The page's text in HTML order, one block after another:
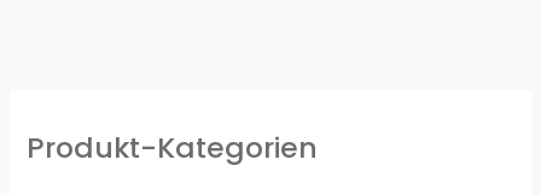
Produkt-Kategorien